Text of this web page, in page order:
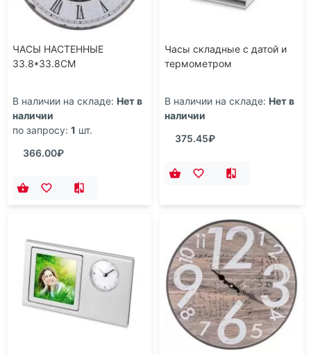
ЧАСЫ НАСТЕННЫЕ
33.8*33.8CM
В наличии на складе: Нет в
наличии
по запросу: 1 шт.
366.00₽
Часы складные с датой и
термометром
В наличии на складе: Нет в
наличии
375.45₽